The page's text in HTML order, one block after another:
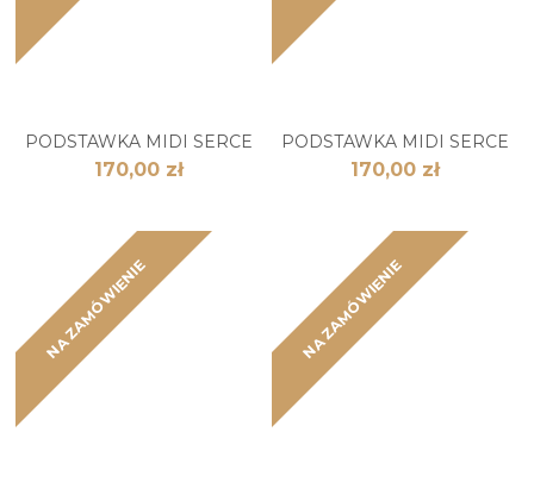
PODSTAWKA MIDI SERCE
170,00 zł
PODSTAWKA MIDI SERCE
170,00 zł
NA ZAMÓWIENIE NA ZAMÓWIENIE